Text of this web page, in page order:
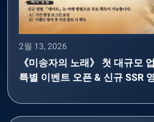
2월 13, 2026
《미송자의 노래》 첫 대규모
특별 이벤트 오픈 & 신규 SSR